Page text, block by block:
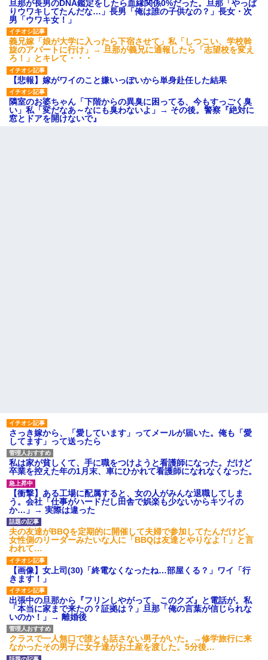
旦那が長男のDNA鑑定をしたら血縁関係0%だった。旦那「やっぱ
りウワキしてたんだな…」長男「俺は誰の子供なの？」長女・次
男「ウワキ女！」
義兄嫁「娘が大学に入ったら下宿させて」私「しつこい、学校斡
旋のアパートに行け」→ 旦那が義兄に通報したら「志望校を変え
ろ！」とキレて・・・
【悲報】嫁がワイのこと嫌いっぽいから単身赴任した結果
隣室のお婆ちゃん「下階からの異臭に困ってる、今もすっごく臭
い」私「変だなあ～なにも臭わないよ」→ その後。警察『絶対に
窓とドアを開けないで』
さっき嫁から、「愛しています」ってメールが届いた。俺も「愛
してます」って送ったら
私は家が貧しくて、手に職をつけようと看護師になった。だけど
卒業を控えた年の1月末、車にひかれて看護師になれなくなった。
【衝撃】ある工場に配属すると、女の人がみんな退職してしま
う。会社「仕事がハードだし田舎で娯楽も少ないからキツイの
か…」→ 実際は違った
夫の友達がBBQを定期的に開催して夫婦で参加してたんだけど、
女性側のリーダーみたいな人に「BBQは友達とやりなよ！」と言
われて…
【画像】女上司(30)「終電なくなったね…部屋くる？」ワイ「行
きます！」
出張中の旦那から『フリンしやがって、このクズ』と電話が。私
「本当に家まで来たの？証拠は？」旦那「俺の言葉が信じられな
いのか！」→ 離婚後
クラスで一人無口で誰とも話さない男子がいた。→修学旅行に来
なかったその男子に女子達がお土産を渡した。5分後…